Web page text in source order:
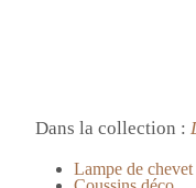
Dans la collection :
Lampe de